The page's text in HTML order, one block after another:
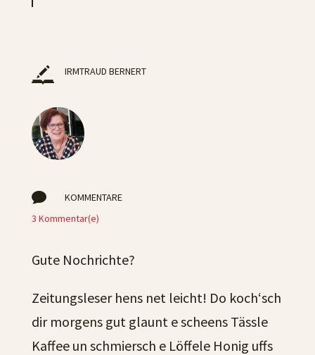
IRMTRAUD BERNERT

KOMMENTARE
3 Kommentar(e)
Gute Nochrichte?
Zeitungsleser hens net leicht! Do koch‘sch
dir morgens gut glaunt e scheens Tässle
Kaffee un schmiersch e Löffele Honig uffs